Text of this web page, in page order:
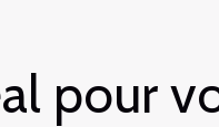
pour